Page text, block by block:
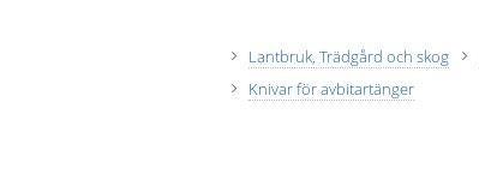
Lantbruk, Trädgård och skog
Knivar för avbitartänger